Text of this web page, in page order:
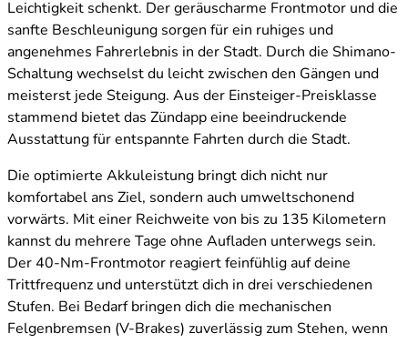
Leichtigkeit schenkt. Der geräuscharme Frontmotor und die
sanfte Beschleunigung sorgen für ein ruhiges und
angenehmes Fahrerlebnis in der Stadt. Durch die Shimano-
Schaltung wechselst du leicht zwischen den Gängen und
meisterst jede Steigung. Aus der Einsteiger-Preisklasse
stammend bietet das Zündapp eine beeindruckende
Ausstattung für entspannte Fahrten durch die Stadt.
Die optimierte Akkuleistung bringt dich nicht nur
komfortabel ans Ziel, sondern auch umweltschonend
vorwärts. Mit einer Reichweite von bis zu 135 Kilometern
kannst du mehrere Tage ohne Aufladen unterwegs sein.
Der 40-Nm-Frontmotor reagiert feinfühlig auf deine
Trittfrequenz und unterstützt dich in drei verschiedenen
Stufen. Bei Bedarf bringen dich die mechanischen
Felgenbremsen (V-Brakes) zuverlässig zum Stehen, wenn